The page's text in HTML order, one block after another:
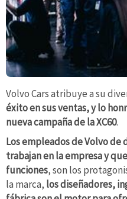
Volvo Cars atribuye a su
éxito en sus ventas, y lo
nueva campaña de la XC60.
Los empleados de Volvo
trabajan en la empresa y
funciones, son los
la marca, los diseñadores,